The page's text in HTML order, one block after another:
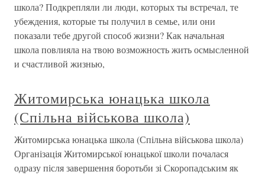
школа? Подкрепляли ли люди, которых ты встречал, те
убеждения, которые ты получил в семье, или они
показали тебе другой способ жизни? Как начальная
школа повлияла на твою возможность жить осмысленной
и счастливой жизнью,
Житомирська юнацька школа
(Спільна військова школа)
Житомирська юнацька школа (Спільна військова школа)
Організація Житомирської юнацької школи почалася
одразу після завершення боротьби зі Скоропадським як